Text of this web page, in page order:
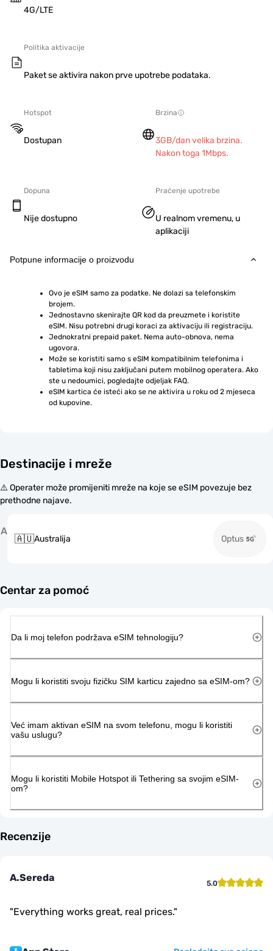
4G/LTE
Politika aktivacije
Paket se aktivira nakon prve upotrebe podataka.
Hotspot
Dostupan
Brzina
3GB/dan velika brzina.
Nakon toga 1Mbps.
Dopuna
Nije dostupno
Praćenje upotrebe
U realnom vremenu, u
aplikaciji
Potpune informacije o proizvodu
Ovo je eSIM samo za podatke. Ne dolazi sa telefonskim
brojem.
Jednostavno skenirajte QR kod da preuzmete i koristite
eSIM. Nisu potrebni drugi koraci za aktivaciju ili registraciju.
Jednokratni prepaid paket. Nema auto-obnova, nema
ugovora.
Može se koristiti samo s eSIM kompatibilnim telefonima i
tabletima koji nisu zaključani putem mobilnog operatera. Ako
ste u nedoumici, pogledajte odjeljak FAQ.
eSIM kartica će isteći ako se ne aktivira u roku od 2 mjeseca
od kupovine.
Destinacije i mreže
⚠️ Operater može promijeniti mreže na koje se eSIM povezuje bez
prethodne najave.
A
🇦🇺Australija Optus
Centar za pomoć
Da li moj telefon podržava eSIM tehnologiju?
Mogu li koristiti svoju fizičku SIM karticu zajedno sa eSIM-om?
Već imam aktivan eSIM na svom telefonu, mogu li koristiti
vašu uslugu?
Mogu li koristiti Mobile Hotspot ili Tethering sa svojim eSIM-
om?
Recenzije
A.Sereda 5.0
"Everything works great, real prices."